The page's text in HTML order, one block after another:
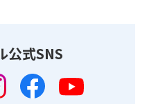
公式SNS